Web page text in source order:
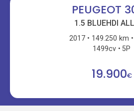
PEUGEOT
1.5 BLUEHDI
2017 149.250 km
1499cv
5P
19.900€